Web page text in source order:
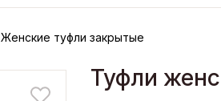
Женские туфли закрытые
Туфли